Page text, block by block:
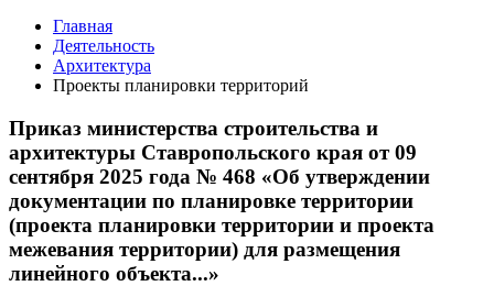
Главная
Деятельность
Архитектура
Проекты планировки территорий
Приказ министерства строительства и
архитектуры Ставропольского края от 09
сентября 2025 года № 468 «Об утверждении
документации по планировке территории
(проекта планировки территории и проекта
межевания территории) для размещения
линейного объекта...»